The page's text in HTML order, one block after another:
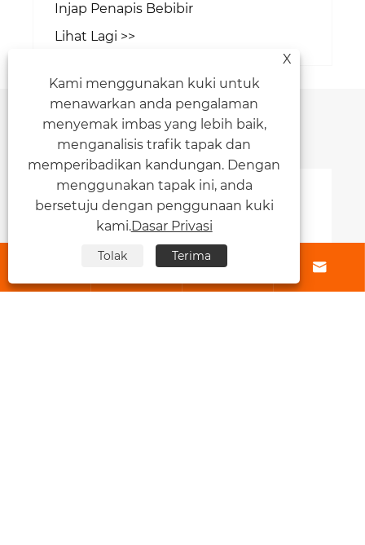
Injap Penapis Bebibir
Lihat Lagi >>
Cadangan Berita
 
X
Kami menggunakan kuki untuk
menawarkan anda pengalaman
menyemak imbas yang lebih baik,
menganalisis trafik tapak dan
memperibadikan kandungan. Dengan
menggunakan tapak ini, anda
bersetuju dengan penggunaan kuki
kami.Dasar Privasi
Tolak Terima